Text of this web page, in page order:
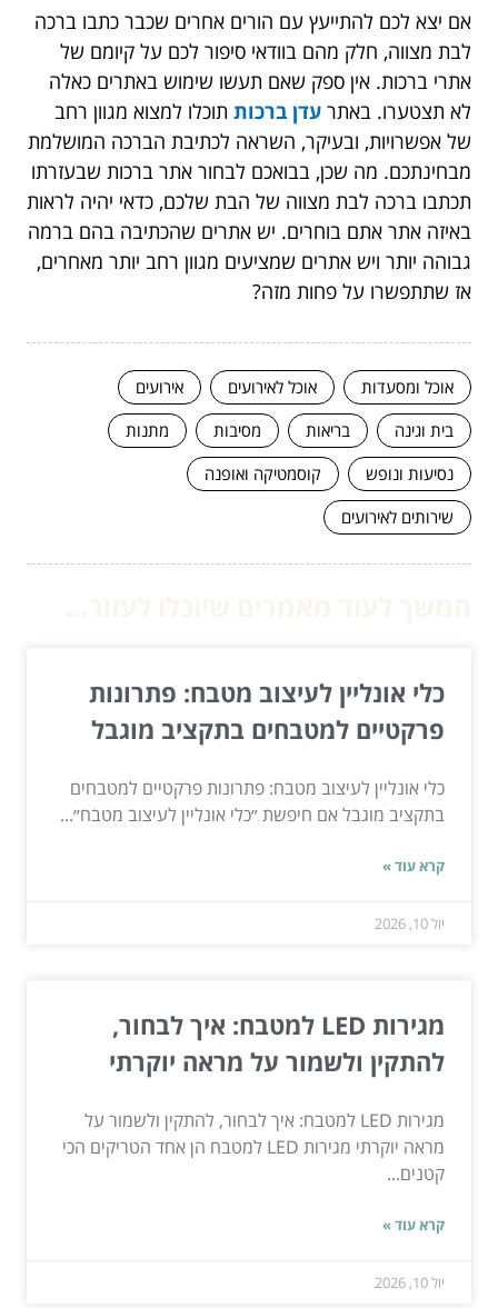
אם יצא לכם להתייעץ עם הורים אחרים שכבר כתבו ברכה
לבת מצווה, חלק מהם בוודאי סיפור לכם על קיומם של
אתרי ברכות. אין ספק שאם תעשו שימוש באתרים כאלה
לא תצטערו. באתר עדן ברכות תוכלו למצוא מגוון רחב
של אפשרויות, ובעיקר, השראה לכתיבת הברכה המושלמת
מבחינתכם. מה שכן, בבואכם לבחור אתר ברכות שבעזרתו
תכתבו ברכה לבת מצווה של הבת שלכם, כדאי יהיה לראות
באיזה אתר אתם בוחרים. יש אתרים שהכתיבה בהם ברמה
גבוהה יותר ויש אתרים שמציעים מגוון רחב יותר מאחרים,
אז שתתפשרו על פחות מזה?
אוכל ומסעדות אוכל לאירועים
אירועים
בית וגינה
בריאות מסיבות
מתנות
נסיעות ונופש
קוסמטיקה ואופנה
שירותים לאירועים
כלי אונליין לעיצוב מטבח: פתרונות
פרקטיים למטבחים בתקציב מוגבל
כלי אונליין לעיצוב מטבח: פתרונות פרקטיים למטבחים
בתקציב מוגבל אם חיפשת ״כלי אונליין לעיצוב מטבח״...
קרא עוד »
יול 10, 2026
מגירות LED למטבח: איך לבחור,
להתקין ולשמור על מראה יוקרתי
מגירות LED למטבח: איך לבחור, להתקין ולשמור על
מראה יוקרתי מגירות LED למטבח הן אחד הטריקים הכי
קטנים...
קרא עוד »
יול 10, 2026